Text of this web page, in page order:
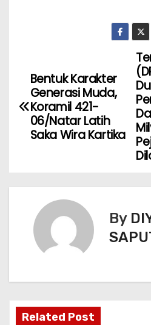
Bentuk Karakter
Generasi Muda,
Koramil 421-
06/Natar Latih
Saka Wira Kartika
By
Related Post